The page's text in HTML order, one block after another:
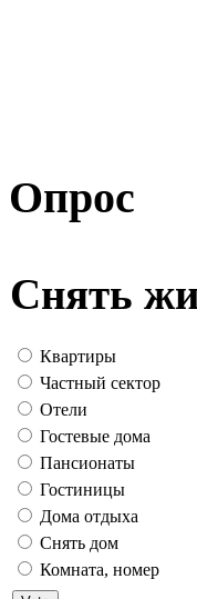
Опрос
Снять
Квартиры
Частный сектор
Отели
Гостевые дома
Пансионаты
Гостиницы
Дома отдыха
Снять дом
Комната, номер